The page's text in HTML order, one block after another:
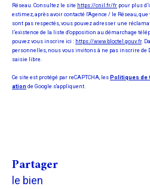
Réseau. Consultez le site https://cnil.fr/fr pour plus
estimez, après avoir contacté l'Agence / le Réseau,
sont pas respectés, vous pouvez adresser une
l’existence de la liste d'opposition au démarchage
pouvez vous inscrire ici : https://www.bloctel.gouv.fr.
personnelles, nous vous invitons à ne pas inscrire de
saisie libre.
Ce site est protégé par reCAPTCHA, les Politiques de
ation de Google s'appliquent.
partager
le bien